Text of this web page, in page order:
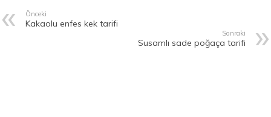
Önceki
Kakaolu enfes kek tarifi
Sonraki
Susamlı sade poğaça tarifi